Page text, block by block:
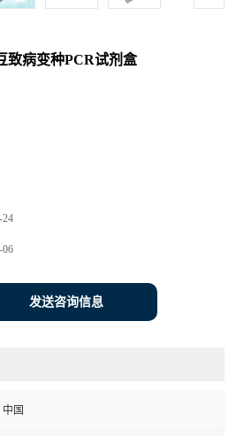
致病变种PCR试剂盒
24
06
发送咨询信息
中国